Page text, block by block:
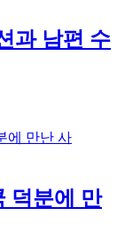
과 남편 수
덕분에 만